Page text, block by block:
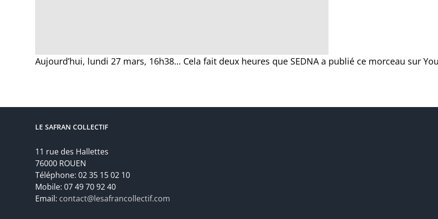
Aujourd’hui, lundi 27 mars, 16h38… Cela fait deux heures que SEDNA a publié ce morceau sur
LE SAFRAN COLLECTIF
11 rue des Hallettes
76000 ROUEN
Téléphone: 02 35 15 02 10
Mobile: 07 49 70 92 40
Email: contact@lesafrancollectif.com